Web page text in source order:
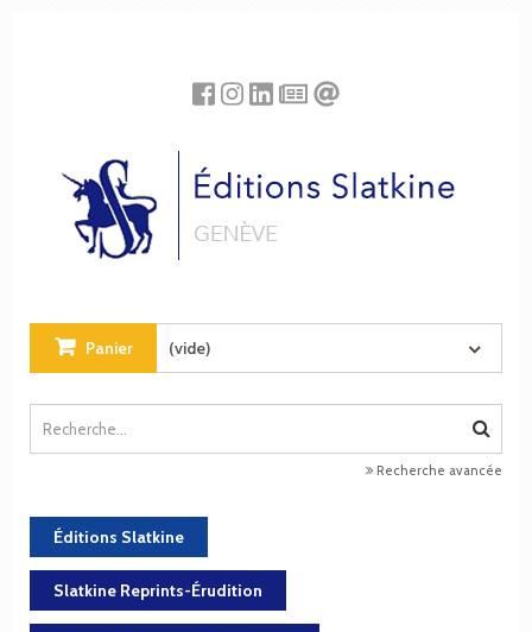
Panier (vide)
Recherche avancée
Éditions Slatkine
Slatkine Reprints-Érudition